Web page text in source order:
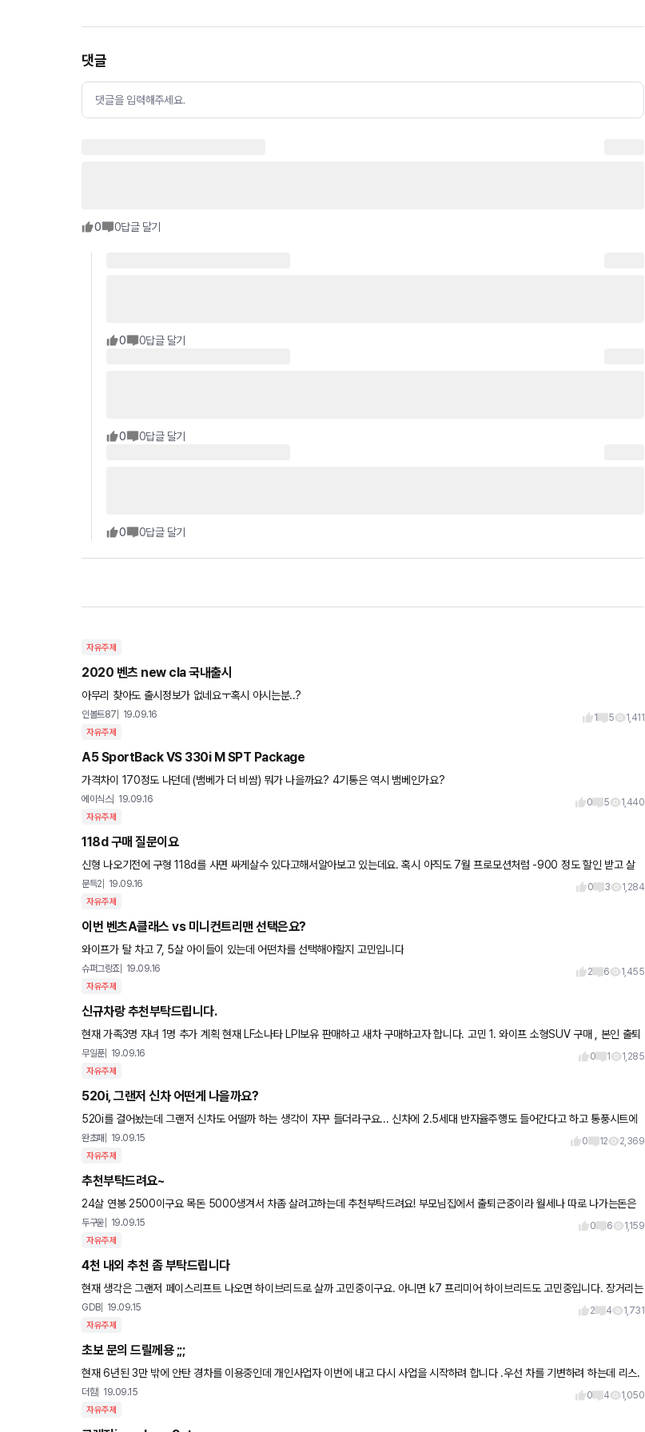
댓글
댓글을 입력해주세요.
0 0답글 달기
0 0답글 달기
0 0답글 달기
0 0답글 달기
자유주제
2020 벤츠 new cla 국내출시
아무리 찾아도 출시정보가 없네요ㅜ혹시 아시는분..?
인볼트87 19.09.16 1 5 1,411
자유주제
A5 SportBack VS 330i M SPT Package
가격차이 170정도 나던데 (뱀베가 더 비쌈) 뭐가 나을까요? 4기통은 역시 뱀베인가요?
에이식스 19.09.16 0 5 1,440
자유주제
118d 구매 질문이요
신형 나오기전에 구형 118d를 사면 싸게살수 있다고해서알아보고 있는데요. 혹시 아직도 7월 프로모션처럼 -900 정도 할인 받고 살
수 있을까요? 재고는 있는지 모르겠네요... 혹시 아시는분 계신
문득2 19.09.16 0 3 1,284
자유주제
이번 벤츠A클래스 vs 미니컨트리맨 선택은요?
와이프가 탈 차고 7, 5살 아이들이 있는데 어떤차를 선택해야할지 고민입니다
슈퍼그랑죠 19.09.16 2 6 1,455
자유주제
신규차랑 추천부탁드립니다.
현재 가족3명 자녀 1명 추가 계획 현재 LF소나타 LPI보유 판매하고 새차 구매하고자 합니다. 고민 1. 와이프 소형SUV 구매 , 본인 출퇴
무일푼 19.09.16 0 1 1,285
자유주제
520i, 그랜저 신차 어떤게 나을까요?
520i를 걸어놨는데 그랜저 신차도 어떨까 하는 생각이 자꾸 들더라구요... 신차에 2.5세대 반자율주행도 들어간다고 하고 통풍시트에
완초패 19.09.15 0 12 2,369
자유주제
추천부탁드려요~
24살 연봉 2500이구요 목돈 5000생겨서 차좀 살려고하는데 추천부탁드려요! 부모님집에서 출퇴근중이라 월세나 따로 나가는돈은
없습니다!
두구욷 19.09.15 0 6 1,159
자유주제
4천 내외 추천 좀 부탁드립니다
현재 생각은 그랜저 페이스리프트 나오면 하이브리드로 살까 고민중이구요. 아니면 k7 프리미어 하이브리드도 고민중입니다. 장거리는
한달에 한두번 정도 뛸거같고 현재는 2인가족이고 주 용도는 주말 근
GDB 19.09.15 2 4 1,731
자유주제
초보 문의 드릴께용 ;;;
현재 6년된 3만 밖에 안탄 경차를 이용중인데 개인사업자 이번에 내고 다시 사업을 시작하려 합니다 .우선 차를 기변하려 하는데 리스.
더함 19.09.15 0 4 1,050
자유주제